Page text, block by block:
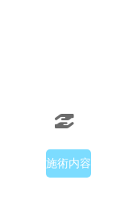
施術内容